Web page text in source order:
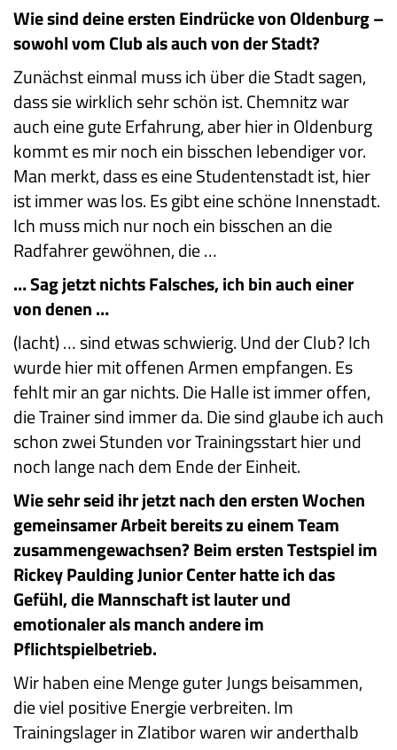
Wie sind deine ersten Eindrücke von Oldenburg –
sowohl vom Club als auch von der Stadt?
Zunächst einmal muss ich über die Stadt sagen,
dass sie wirklich sehr schön ist. Chemnitz war
auch eine gute Erfahrung, aber hier in Oldenburg
kommt es mir noch ein bisschen lebendiger vor.
Man merkt, dass es eine Studentenstadt ist, hier
ist immer was los. Es gibt eine schöne Innenstadt.
Ich muss mich nur noch ein bisschen an die
Radfahrer gewöhnen, die …
… Sag jetzt nichts Falsches, ich bin auch einer
von denen …
(lacht) … sind etwas schwierig. Und der Club? Ich
wurde hier mit offenen Armen empfangen. Es
fehlt mir an gar nichts. Die Halle ist immer offen,
die Trainer sind immer da. Die sind glaube ich auch
schon zwei Stunden vor Trainingsstart hier und
noch lange nach dem Ende der Einheit.
Wie sehr seid ihr jetzt nach den ersten Wochen
gemeinsamer Arbeit bereits zu einem Team
zusammengewachsen? Beim ersten Testspiel im
Rickey Paulding Junior Center hatte ich das
Gefühl, die Mannschaft ist lauter und
emotionaler als manch andere im
Pflichtspielbetrieb.
Wir haben eine Menge guter Jungs beisammen,
die viel positive Energie verbreiten. Im
Trainingslager in Zlatibor waren wir anderthalb